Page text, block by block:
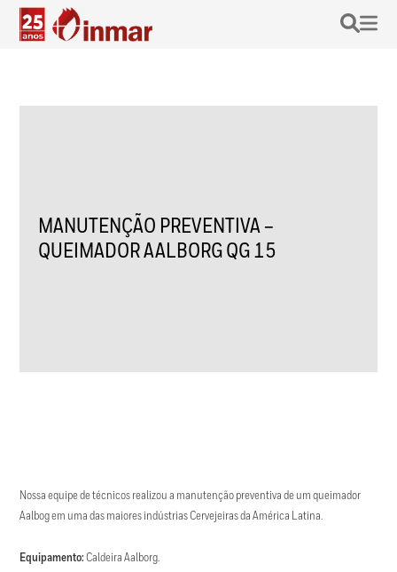
MANUTENÇÃO PREVENTIVA –
QUEIMADOR AALBORG QG 15
Nossa equipe de técnicos realizou a manutenção preventiva de um queimador
Aalbog em uma das maiores indústrias Cervejeiras da América Latina.
Equipamento:Caldeira Aalborg.